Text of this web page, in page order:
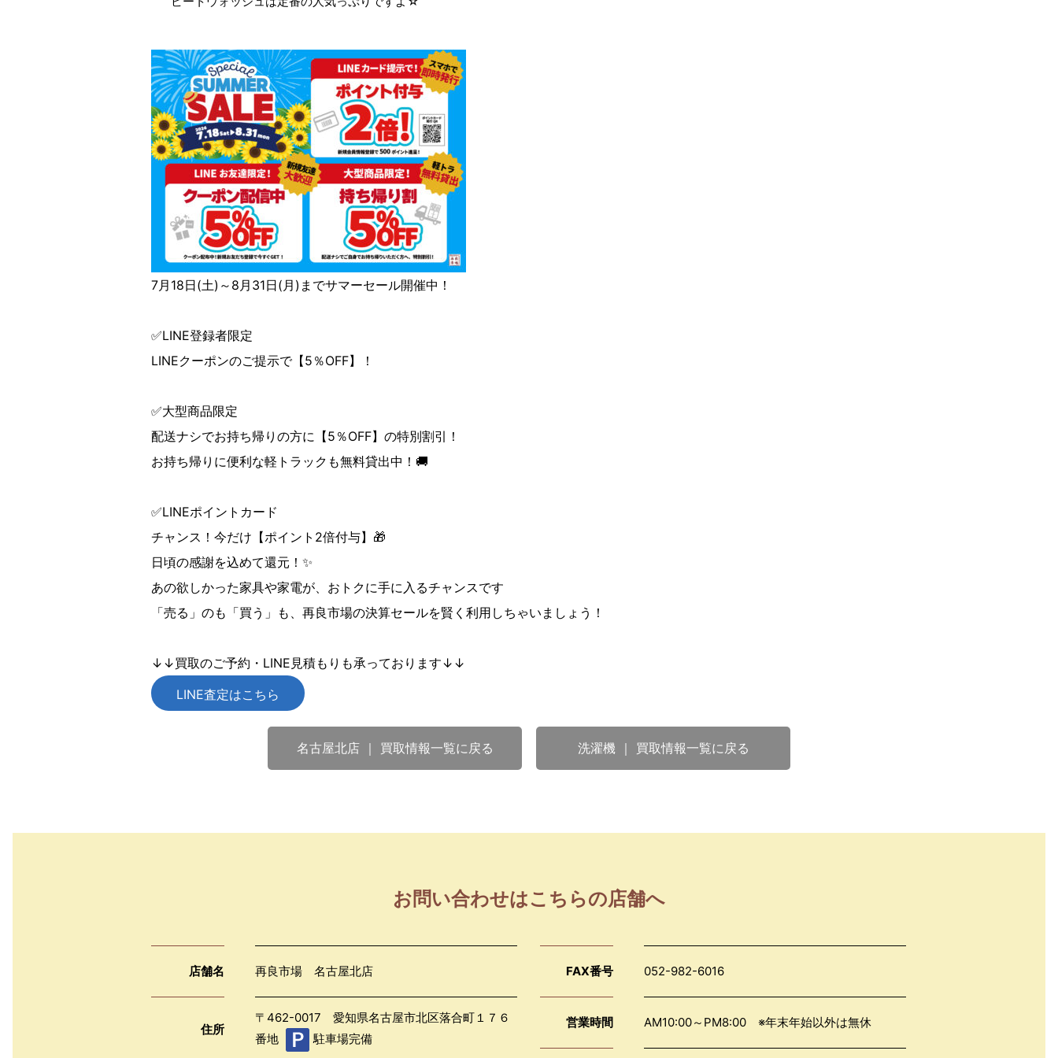
7月18日(土)～8月31日(月)までサマーセール開催中！
✅LINE登録者限定
LINEクーポンのご提示で【5％OFF】！
✅大型商品限定
配送ナシでお持ち帰りの方に【5％OFF】の特別割引！
お持ち帰りに便利な軽トラックも無料貸出中！🚚
✅LINEポイントカード
チャンス！今だけ【ポイント2倍付与】🎁
日頃の感謝を込めて還元！✨
あの欲しかった家具や家電が、おトクに手に入るチャンスです
「売る」のも「買う」も、再良市場の決算セールを賢く利用しちゃいましょう！
↓↓買取のご予約・LINE見積もりも承っております↓↓
LINE査定はこちら
名古屋北店 ｜ 買取情報一覧に戻る 洗濯機 ｜ 買取情報一覧に戻る
お問い合わせはこちらの店舗へ
店舗名 再良市場 名古屋北店
住所
〒462-0017 愛知県名古屋市北区落合町１７６
番地
駐車場完備
FAX番号 052-982-6016
営業時間 AM10:00～PM8:00 ※年末年始以外は無休